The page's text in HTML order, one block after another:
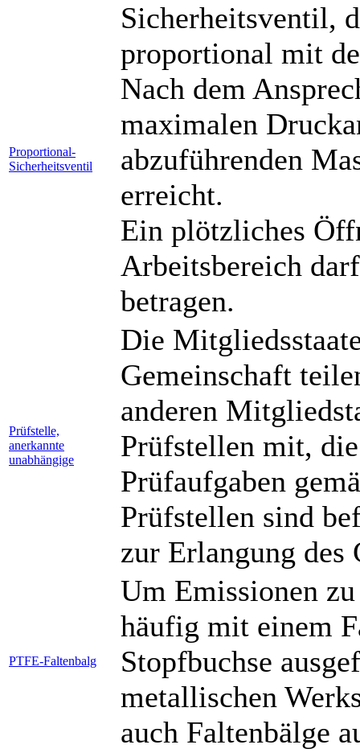
Proportional-
Sicherheitsventil
Sicherheitsventil,
proportional mit
Nach dem
maximalen
abzuführenden
erreicht.
Ein plötzliches
Arbeitsbereich
betragen.
Prüfstelle,
anerkannte
unabhängige
Die
Gemeinschaft
anderen
Prüfstellen mit,
Prüfaufgaben
Prüfstellen sind
zur Erlangung des
PTFE-Faltenbalg
Um Emissionen
häufig mit einem
Stopfbuchse
metallischen
auch Faltenbälge